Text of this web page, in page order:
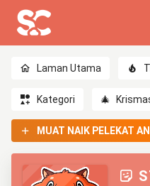
Laman Utama
Kategori 🎄
MUAT NAIK PELEKAT